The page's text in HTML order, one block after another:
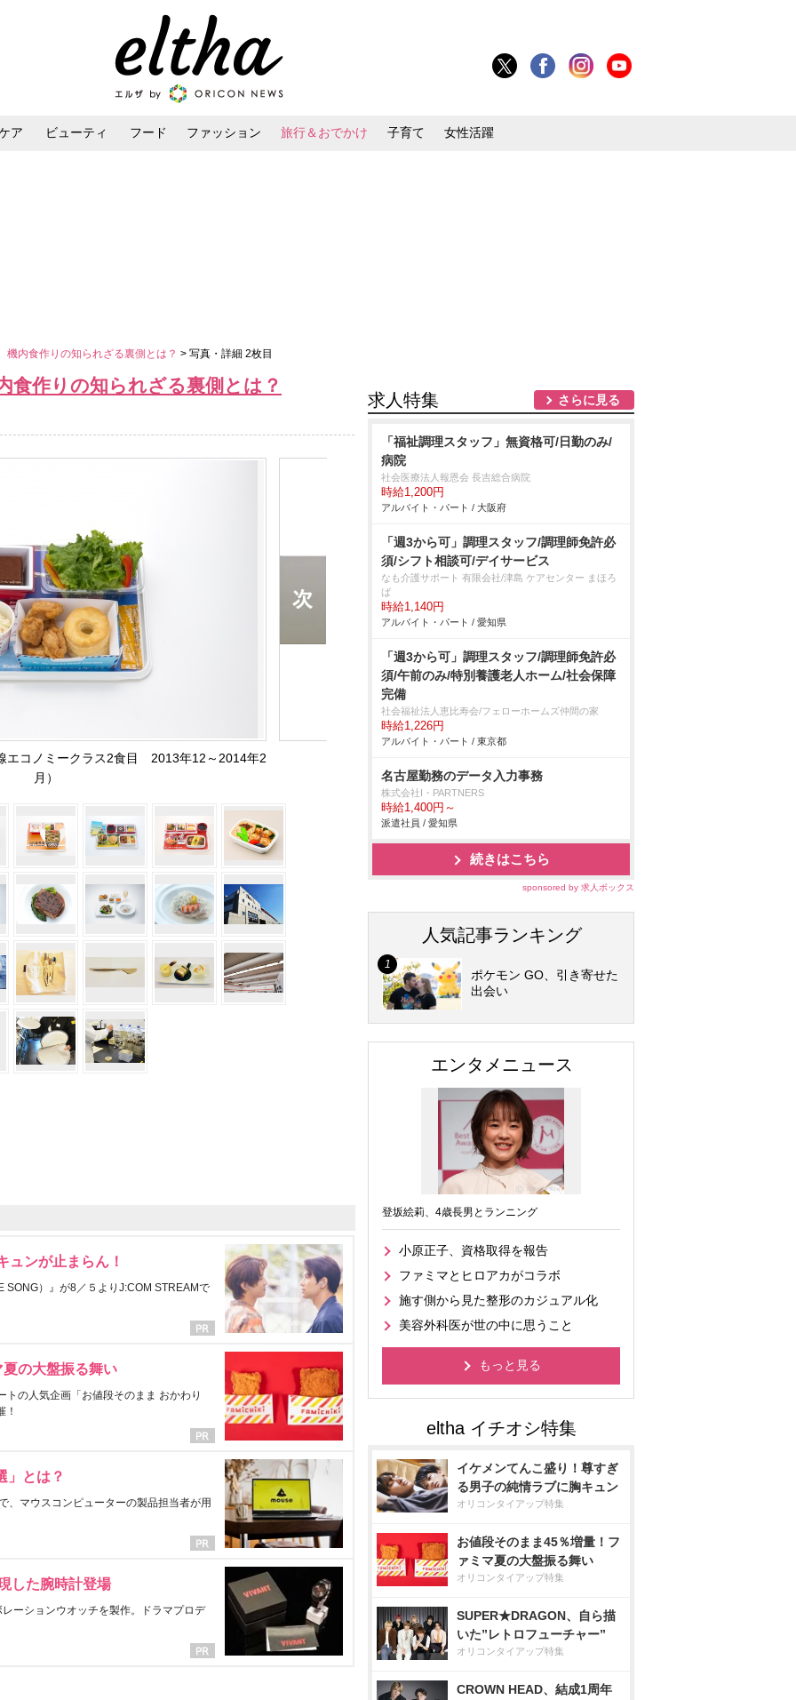
ア ビューティ フード ファッション 旅行＆おでかけ 子育て 女性活躍
内食作りの知られざる裏側とは？ > 写真・詳細 2枚目
作りの知られざる裏側とは？
エコノミークラス2食目 2013年12～2014年2
月）
ュンが止まらん！
SONG）』が8／５よりJ:COM STREAMで
の大盤振る舞い
の人気企画「お値段そのまま おかわり
！
」とは？
、マウスコンピューターの製品担当者が用
した腕時計登場
ーションウオッチを製作。ドラマプロデ
求人特集 さらに見る
「福祉調理スタッフ」無資格可/日勤のみ/
病院
社会医療法人報恩会 長吉総合病院
時給1,200円
アルバイト・パート / 大阪府
「週3から可」調理スタッフ/調理師免許必
須/シフト相談可/デイサービス
なも介護サポート 有限会社/津島 ケアセンター まほろ
ば
時給1,140円
アルバイト・パート / 愛知県
「週3から可」調理スタッフ/調理師免許必
須/午前のみ/特別養護老人ホーム/社会保障
完備
社会福祉法人恵比寿会/フェローホームズ仲間の家
時給1,226円
アルバイト・パート / 東京都
名古屋勤務のデータ入力事務
株式会社I・PARTNERS
時給1,400円～
派遣社員 / 愛知県
続きはこちら
sponsored by 求人ボックス
人気記事ランキング
ポケモン GO、引き寄せた
出会い
エンタメニュース
登坂絵莉、4歳長男とランニング
小原正子、資格取得を報告
ファミマとヒロアカがコラボ
施す側から見た整形のカジュアル化
美容外科医が世の中に思うこと
もっと見る
イケメンてんこ盛り！尊すぎ
る男子の純情ラブに胸キュン
オリコンタイアップ特集
お値段そのまま45％増量！フ
ァミマ夏の大盤振る舞い
オリコンタイアップ特集
SUPER★DRAGON、自ら描
いた”レトロフューチャー”
オリコンタイアップ特集
CROWN HEAD、結成1周年